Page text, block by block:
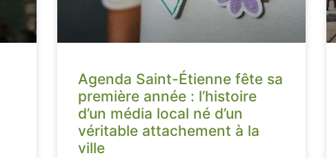
Agenda Saint-Étienne fête sa
première année : l’histoire
d’un média local né d’un
véritable attachement à la
ville